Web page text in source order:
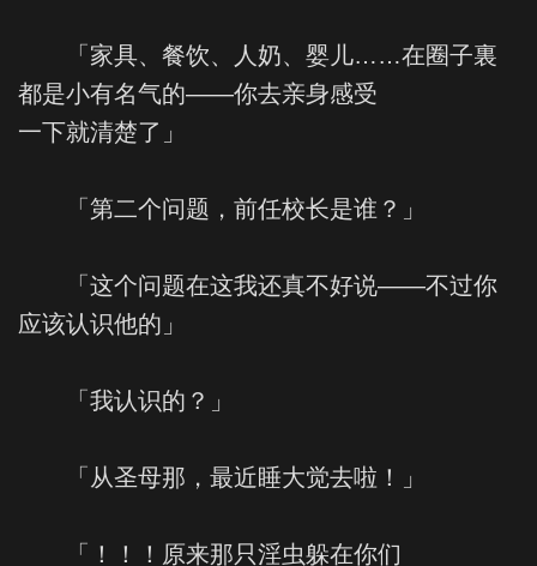
「家具、餐饮、人奶、婴儿……在圈子裏
都是小有名气的——你去亲身感受
一下就清楚了」
「第二个问题，前任校长是谁？」
「这个问题在这我还真不好说——不过你
应该认识他的」
「我认识的？」
「从圣母那，最近睡大觉去啦！」
「！！！原来那只淫虫躲在你们